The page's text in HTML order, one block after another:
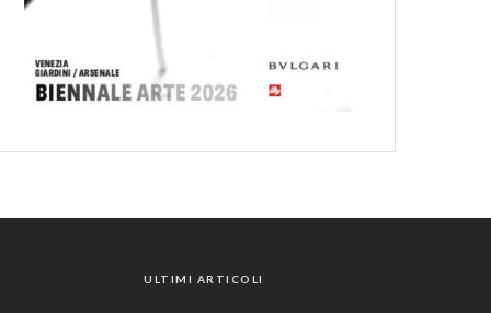
ULTIMI ARTICOLI